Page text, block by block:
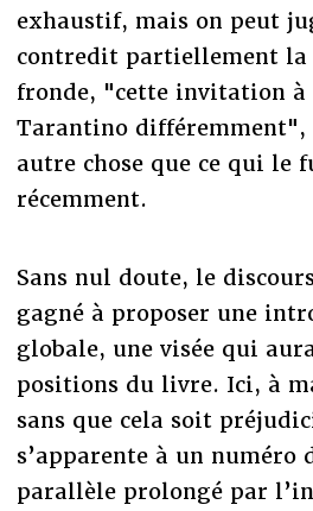
exhaustif, mais on peut
contredit partiellement la
fronde, "cette invitation à
Tarantino différemment",
autre chose que ce qui le
récemment.
Sans nul doute, le
gagné à proposer une
globale, une visée qui
positions du livre. Ici, à
sans que cela soit
s’apparente à un numéro
parallèle prolongé par